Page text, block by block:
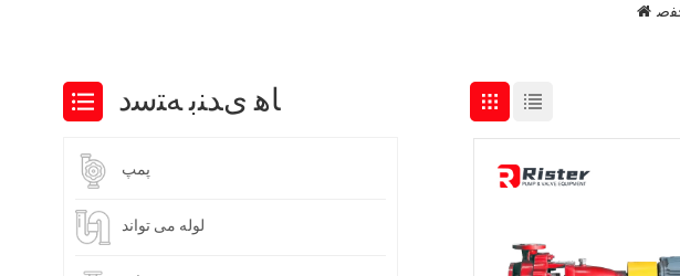
ﺎﻫ ﯼﺪﻨﺑ ﻪﺘﺳﺩ
پمپ
لوله می تواند